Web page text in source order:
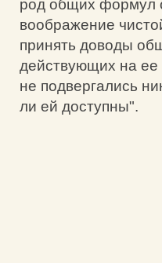
род общих формул
воображение
принять доводы
действующих на
не подвергались
ли ей доступны".